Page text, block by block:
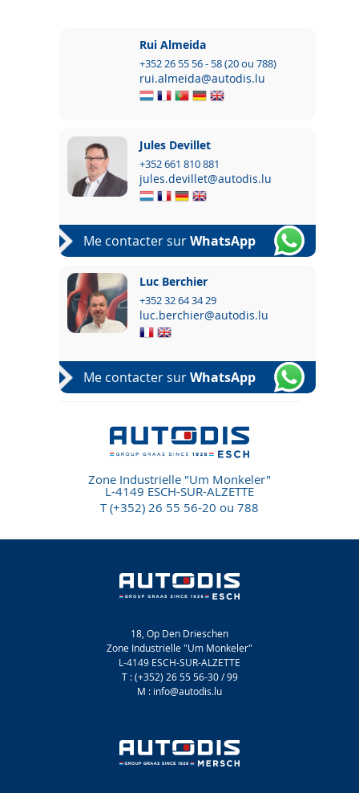
Rui Almeida
+352 26 55 56 - 58 (20 ou 788)
rui.almeida@autodis.lu
Jules Devillet
+352 661 810 881
jules.devillet@autodis.lu
Me contacter surWhatsApp
Luc Berchier
+352 32 64 34 29
luc.berchier@autodis.lu
Me contacter surWhatsApp
Zone Industrielle "Um Monkeler"
L-4149 ESCH-SUR-ALZETTE
T (+352) 26 55 56-20 ou 788
18, Op Den Drieschen
Zone Industrielle "Um Monkeler"
L-4149 ESCH-SUR-ALZETTE
T : (+352) 26 55 56-30 / 99
M : info@autodis.lu